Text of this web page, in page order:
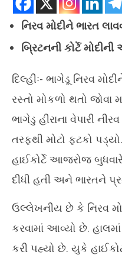
બ્રિટનની કોર્ટે ભાગેડુ નિરવ
રસ્તો મોકળો થયો
November
9, 2022
નિરવ મોદીને ભારત
બ્રિટનની કોર્ટે
દિલ્હીઃ- ભાગેડૂ નિરવ
રસ્તો મોકળો થતો જોવા
ભાગેડુ હીરાના વેપારી
તરફથી મોટો ફટકો
હાઈકોર્ટે આજરોજ
દીધી હતી અને ભારતને
ઉલ્લેખનીય છે કે નિરવ
કરવામાં આવ્યો છે.
કરી પહ્યો છે. યુકે